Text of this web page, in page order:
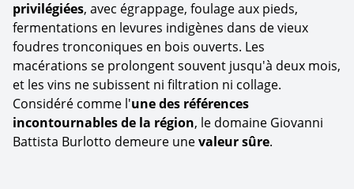
privilégiées, avec égrappage, foulage aux pieds,
fermentations en levures indigènes dans de vieux
foudres tronconiques en bois ouverts. Les
macérations se prolongent souvent jusqu'à deux mois,
et les vins ne subissent ni filtration ni collage.
Considéré comme l'une des références
incontournables de la région, le domaine Giovanni
Battista Burlotto demeure unevaleur sûre.